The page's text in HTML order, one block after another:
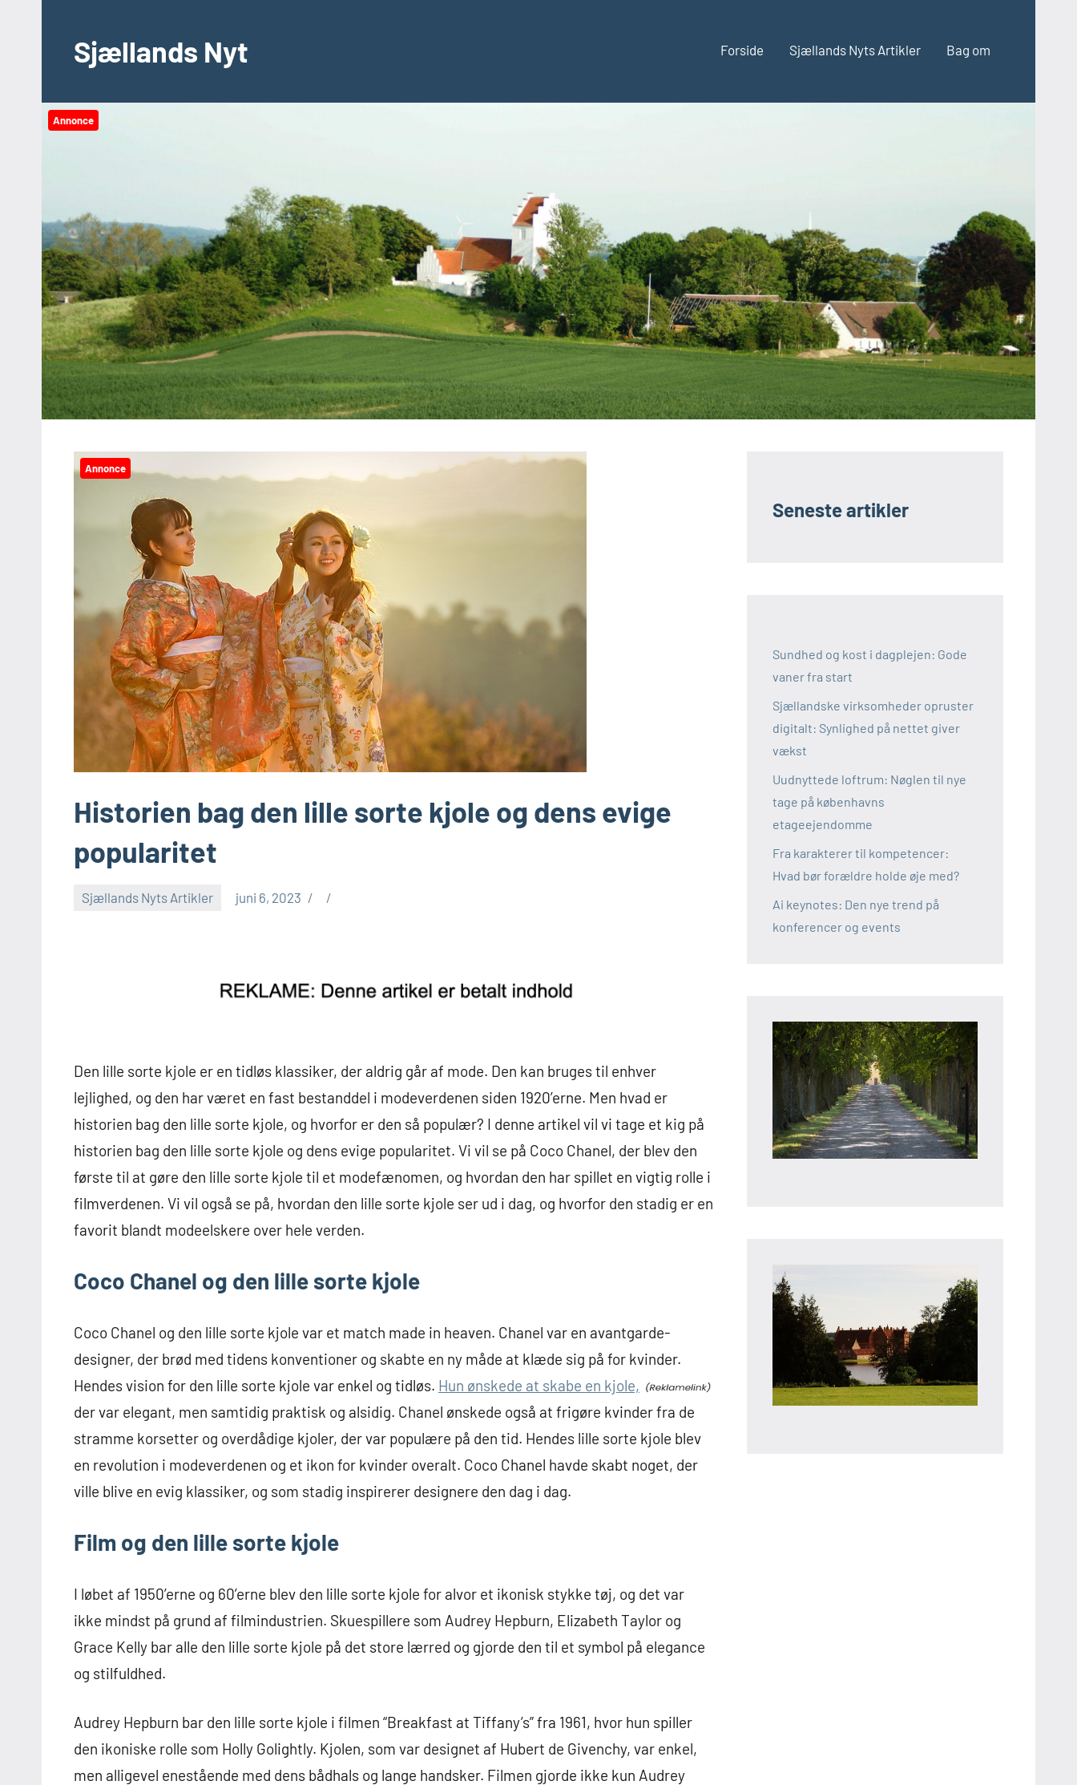
indholdSjællands Nyt Forside Sjællands Nyts Artikler Bag om
Annonce
Annonce
Historien bag den lille sorte kjole og dens evige
popularitet
Sjællands Nyts Artikler juni 6, 2023
Den lille sorte kjole er en tidløs klassiker, der aldrig går af mode. Den kan bruges til enhver
lejlighed, og den har været en fast bestanddel i modeverdenen siden 1920’erne. Men hvad er
historien bag den lille sorte kjole, og hvorfor er den så populær? I denne artikel vil vi tage et kig på
historien bag den lille sorte kjole og dens evige popularitet. Vi vil se på Coco Chanel, der blev den
første til at gøre den lille sorte kjole til et modefænomen, og hvordan den har spillet en vigtig rolle i
filmverdenen. Vi vil også se på, hvordan den lille sorte kjole ser ud i dag, og hvorfor den stadig er en
favorit blandt modeelskere over hele verden.
Coco Chanel og den lille sorte kjole
Coco Chanel og den lille sorte kjole var et match made in heaven. Chanel var en avantgarde-
designer, der brød med tidens konventioner og skabte en ny måde at klæde sig på for kvinder.
Hendes vision for den lille sorte kjole var enkel og tidløs. Hun ønskede at skabe en kjole,
der var elegant, men samtidig praktisk og alsidig. Chanel ønskede også at frigøre kvinder fra de
stramme korsetter og overdådige kjoler, der var populære på den tid. Hendes lille sorte kjole blev
en revolution i modeverdenen og et ikon for kvinder overalt. Coco Chanel havde skabt noget, der
ville blive en evig klassiker, og som stadig inspirerer designere den dag i dag.
Film og den lille sorte kjole
I løbet af 1950’erne og 60’erne blev den lille sorte kjole for alvor et ikonisk stykke tøj, og det var
ikke mindst på grund af filmindustrien. Skuespillere som Audrey Hepburn, Elizabeth Taylor og
Grace Kelly bar alle den lille sorte kjole på det store lærred og gjorde den til et symbol på elegance
og stilfuldhed.
Audrey Hepburn bar den lille sorte kjole i filmen “Breakfast at Tiffany’s” fra 1961, hvor hun spiller
den ikoniske rolle som Holly Golightly. Kjolen, som var designet af Hubert de Givenchy, var enkel,
men alligevel enestående med dens bådhals og lange handsker. Filmen gjorde ikke kun Audrey
Seneste artikler
Sundhed og kost i dagplejen: Gode
vaner fra start
Sjællandske virksomheder opruster
digitalt: Synlighed på nettet giver
vækst
Uudnyttede loftrum: Nøglen til nye
tage på københavns
etageejendomme
Fra karakterer til kompetencer:
Hvad bør forældre holde øje med?
Ai keynotes: Den nye trend på
konferencer og events